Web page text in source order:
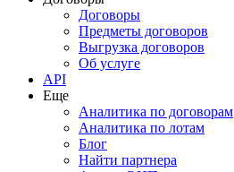
Договоры
Предметы договоров
Выгрузка договоров
Об услуге
API
Еще
Аналитика по договорам
Аналитика по лотам
Блог
Найти партнера